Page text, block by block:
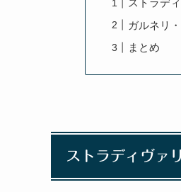
ストラデ
ガルネリ
まとめ
ストラディヴァ